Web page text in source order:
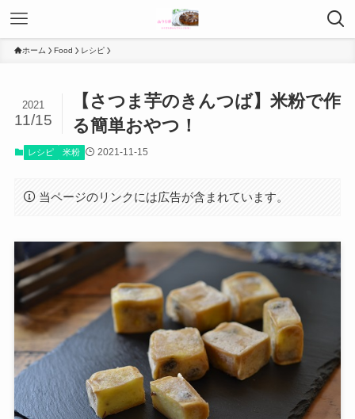
ホーム Food レシピ
【さつま芋のきんつば】米粉で作
る簡単おやつ！
2021
11/15
レシピ 米粉 2021-11-15
当ページのリンクには広告が含まれています。